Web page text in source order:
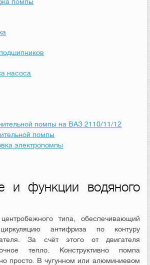
насоса
помпы на ВАЗ 2110/11/12
помпы
электропомпы
и функции водяного
типа, обеспечивающий
циркуляцию антифриза по контуру
За счёт этого от двигателя
тепло. Конструктивно помпа
просто. В чугунном или алюминиевом